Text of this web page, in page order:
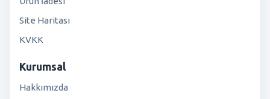
Site Haritası
KVKK
Kurumsal
Hakkımızda